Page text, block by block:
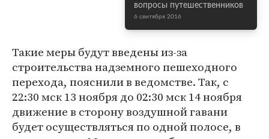
вопросы путешественников
6 сентября 2016
Такие меры будут введены из-за
строительства надземного пешеходного
перехода, пояснили в ведомстве. Так, с
22:30 мск 13 ноября до 02:30 мск 14 ноября
движение в сторону воздушной гавани
будет осуществляться по одной полосе, в